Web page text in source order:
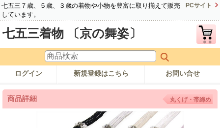
七五三７歳、５歳、３歳の着物や小物を豊富に取り揃えて販売
しています。
PCサイト
七五三着物 〔京の舞姿〕
ログイン 新規登録はこちら お問い合せ
商品詳細 丸くげ・帯締め